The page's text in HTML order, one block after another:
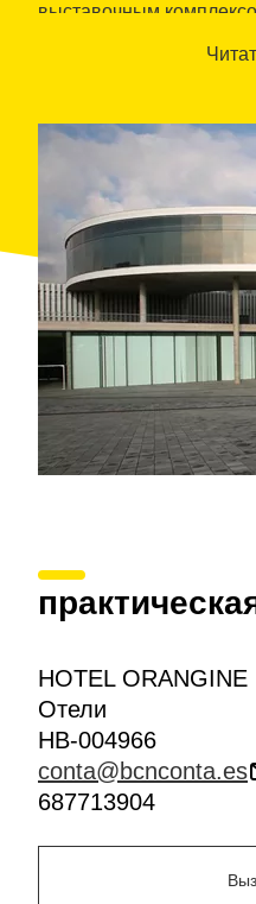
выставочным
имеет очень хорошее
HOTEL ORANGINE
Отели
HB-004966
conta@bcnconta.es
687713904